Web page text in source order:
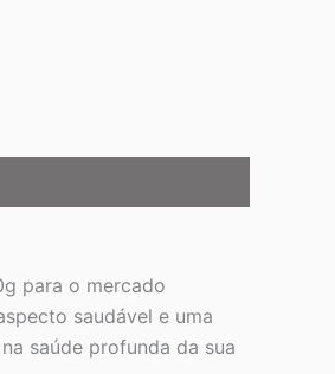
para o mercado
saudável e uma
saúde profunda da sua